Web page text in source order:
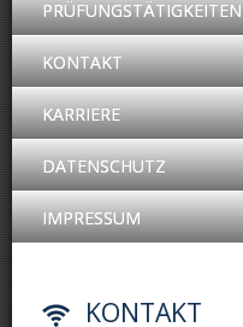
PRÜFUNGSTÄTIGKEITEN
KONTAKT
KARRIERE
DATENSCHUTZ
IMPRESSUM
KONTAKT